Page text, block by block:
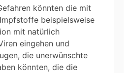
könnten die mit
beispielsweise
mit natürlich
eingehen und
die unerwünschte
könnten, die die